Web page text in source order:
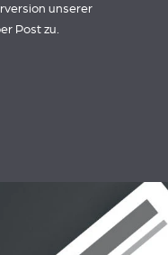
unserer
Post zu.